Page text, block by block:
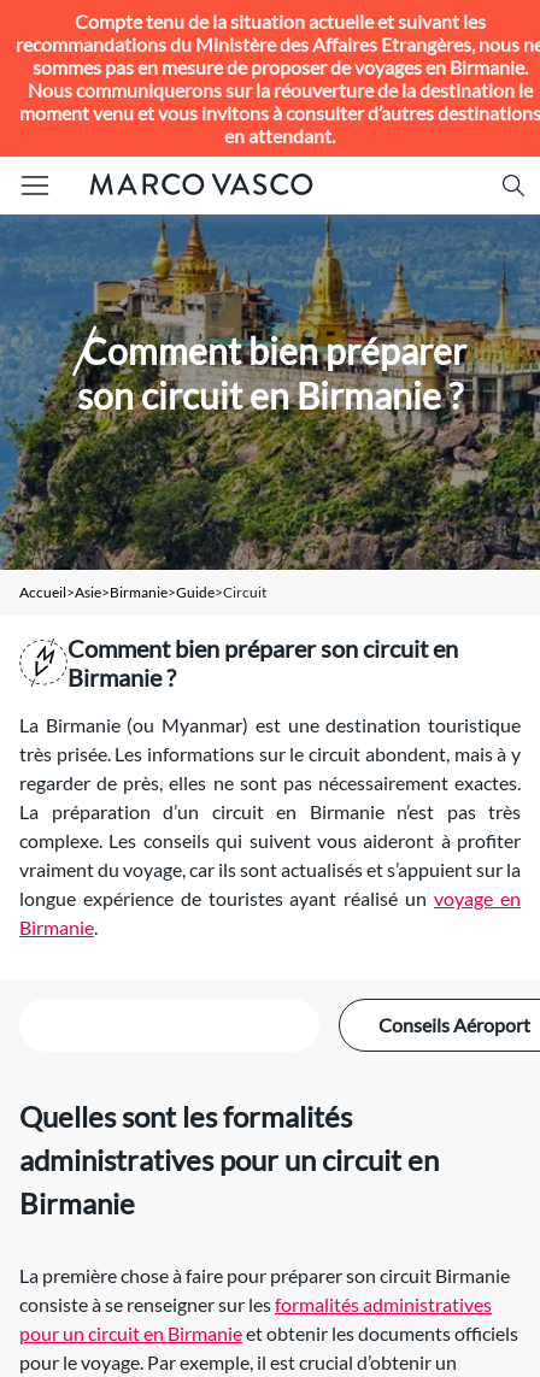
Compte tenu de la situation actuelle et suivant les
recommandations du Ministère des Affaires Etrangères, nous
sommes pas en mesure de proposer de voyages en Birmanie.
Nous communiquerons sur la réouverture de la destination le
moment venu et vous invitons à consulter d’autres destinations
en attendant.
Comment bien préparer
son circuit en Birmanie ?
Accueil> Asie> Birmanie> guide> circuit
Comment bien préparer son circuit en
Birmanie ?
La Birmanie (ou Myanmar) est une destination touristique
très prisée. Les informations sur le circuit abondent, mais à y
regarder de près, elles ne sont pas nécessairement exactes.
La préparation d’un circuit en Birmanie n’est pas très
complexe. Les conseils qui suivent vous aideront à profiter
vraiment du voyage, car ils sont actualisés et s’appuient sur la
longue expérience de touristes ayant réalisé un voyage en
Birmanie.
Conseils Aéroport
Quelles sont les formalités
administratives pour un circuit en
Birmanie
La première chose à faire pour préparer son circuit Birmanie
consiste à se renseigner sur lesformalités administratives
pour un circuit en Birmanieet obtenir les documents officiels
pour le voyage. Par exemple, il est crucial d’obtenir un